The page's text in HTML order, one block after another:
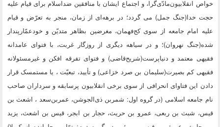
انقلابیون‌مادّی‌گرا، و اجتماع ایشان با منافقین ضداسلام برای قیام علیه
خدا(جنگ جمل) می گردد؛ در برهه‌ای از زمان، منجر به تعرّض و قیام
امام‌ جامعه از سوی کج‌فهمان، مغرضین بظاهر متدیّن و خودعمّارپندار
نهروان)؛ و در سیاهه دیگری از روزگار غربت، با فتوای عامدانه
معتمد و دنیاپرست(شریح‌قاضی) و فتوای تفرقه افکن و غیرمسئولانه
کم بصیرت(سلیمان بن صرد خزاعی) و تأیید، تبعیّت ، یا مستمسک قرار
این فتاوای انحرافی از سوی برخی انقلابیون پرسابقه و سرداران صاحب
جامعه اسلامی (در گروه اول: شمربن ذی‌الجوشن، عمربن‌سعد ، اشعث بن
شبث بن ربعى، عمرو بن حريث، حجار بن ابجر، قيس بن اشعث، يزيد